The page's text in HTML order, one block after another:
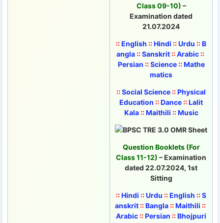
Class 09-10) –
Examination dated
21.07.2024
::English ::Hindi ::Urdu ::B
angla ::Sanskrit ::Arabic ::
Persian :: Science :: Mathe
matics
::Social Science ::Physical
Education ::Dance ::Lalit
Kala :: Maithili :: Music
Question Booklets (For
Class 11-12) – Examination
dated 22.07.2024, 1st
Sitting
::Hindi ::Urdu ::English ::S
anskrit ::Bangla ::Maithili ::
Arabic ::Persian ::Bhojpuri